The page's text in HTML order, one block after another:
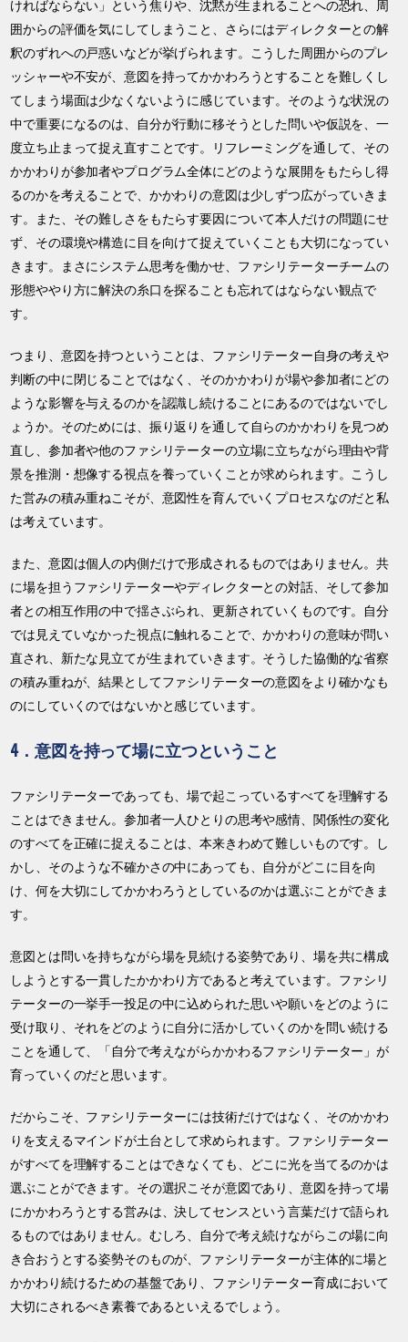
ければならない」という焦りや、沈黙が生まれることへの恐れ、周
囲からの評価を気にしてしまうこと、さらにはディレクターとの解
釈のずれへの戸惑いなどが挙げられます。こうした周囲からのプレ
ッシャーや不安が、意図を持ってかかわろうとすることを難しくし
てしまう場面は少なくないように感じています。そのような状況の
中で重要になるのは、自分が行動に移そうとした問いや仮説を、一
度立ち止まって捉え直すことです。リフレーミングを通して、その
かかわりが参加者やプログラム全体にどのような展開をもたらし得
るのかを考えることで、かかわりの意図は少しずつ広がっていきま
す。また、その難しさをもたらす要因について本人だけの問題にせ
ず、その環境や構造に目を向けて捉えていくことも大切になってい
きます。まさにシステム思考を働かせ、ファシリテーターチームの
形態ややり方に解決の糸口を探ることも忘れてはならない観点で
す。
つまり、意図を持つということは、ファシリテーター自身の考えや
判断の中に閉じることではなく、そのかかわりが場や参加者にどの
ような影響を与えるのかを認識し続けることにあるのではないでし
ょうか。そのためには、振り返りを通して自らのかかわりを見つめ
直し、参加者や他のファシリテーターの立場に立ちながら理由や背
景を推測・想像する視点を養っていくことが求められます。こうし
た営みの積み重ねこそが、意図性を育んでいくプロセスなのだと私
は考えています。
また、意図は個人の内側だけで形成されるものではありません。共
に場を担うファシリテーターやディレクターとの対話、そして参加
者との相互作用の中で揺さぶられ、更新されていくものです。自分
では見えていなかった視点に触れることで、かかわりの意味が問い
直され、新たな見立てが生まれていきます。そうした協働的な省察
の積み重ねが、結果としてファシリテーターの意図をより確かなも
のにしていくのではないかと感じています。
4．意図を持って場に立つということ
ファシリテーターであっても、場で起こっているすべてを理解する
ことはできません。参加者一人ひとりの思考や感情、関係性の変化
のすべてを正確に捉えることは、本来きわめて難しいものです。し
かし、そのような不確かさの中にあっても、自分がどこに目を向
け、何を大切にしてかかわろうとしているのかは選ぶことができま
す。
意図とは問いを持ちながら場を見続ける姿勢であり、場を共に構成
しようとする一貫したかかわり方であると考えています。ファシリ
テーターの一挙手一投足の中に込められた思いや願いをどのように
受け取り、それをどのように自分に活かしていくのかを問い続ける
ことを通して、「自分で考えながらかかわるファシリテーター」が
育っていくのだと思います。
だからこそ、ファシリテーターには技術だけではなく、そのかかわ
りを支えるマインドが土台として求められます。ファシリテーター
がすべてを理解することはできなくても、どこに光を当てるのかは
選ぶことができます。その選択こそが意図であり、意図を持って場
にかかわろうとする営みは、決してセンスという言葉だけで語られ
るものではありません。むしろ、自分で考え続けながらこの場に向
き合おうとする姿勢そのものが、ファシリテーターが主体的に場と
かかわり続けるための基盤であり、ファシリテーター育成において
大切にされるべき素養であるといえるでしょう。